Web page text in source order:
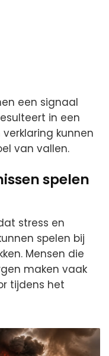
een signaal
in een
kunnen
van vallen.
spelen
stress en
spelen bij
Mensen die
maken vaak
tijdens het